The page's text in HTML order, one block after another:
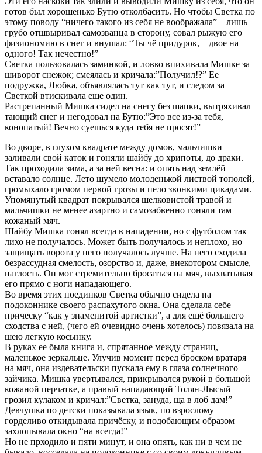
готов был хорошенько Бутю отколбасить. Но чтобы Светка по
этому поводу “ничего такого из себя не воображала” – лишь
грубо отшвыривал самозванца в сторону, совал рыжую его
физиономию в снег и внушал: “Ты чё придурок, – двое на
одного! Так нечестно!”
Светка пользовалась заминкой, и ловко впихивала Мишке за
шиворот снежок; смеялась и кричала:”Получил!?” Ее
подружка, Любка, объявлялась тут как тут, и следом за
Светкой втискивала еще один.
Растрепанный Мишка сидел на снегу без шапки, вытряхивал
тающий снег и негодовал на Бутю:”Это все из-за тебя,
конопатый! Вечно суешься куда тебя не просят!”
Во дворе, в глухом квадрате между домов, мальчишки
заливали свой каток и гоняли шайбу до хрипоты, до драки.
Так проходила зима, а за ней весна: и опять над землёй
вставало солнце. Лето шумело молоденькой листвой тополей,
громыхало громом первой грозы и пело звонкими цикадами.
Упомянутый квадрат покрывался шелковистой травой и
мальчишки не менее азартно и самозабвенно гоняли там
кожаный мяч.
Шайбу Мишка гонял всегда в нападении, но с футболом так
лихо не получалось. Может быть получалось и неплохо, но
защищать ворота у него получалось лучше. На него сходила
безрассудная смелость, озорство и, даже, внекотором смысле,
наглость. Он мог стремительно бросаться на мяч, выхватывая
его прямо с ноги нападающего.
Во время этих поединков Светка обычно сидела на
подоконнике своего распахутого окна. Она сделала себе
прическу “как у знаменитой артистки”, а для ещё большего
сходства с ней, (чего ей очевидно очень хотелось) повязала на
шею легкую косынку.
В руках ее была книга и, спрятанное между страниц,
маленькое зеркальце. Улучив момент перед броском вратаря
на мяч, она издевательски пускала ему в глаза солнечного
зайчика. Мишка увертывался, прикрывался рукой в большой
кожаной перчатке, а правый нападающий Толян-Лысый
грозил кулаком и кричал:”Светка, зануда, ща в лоб дам!”
Девчушка по детски показывала язык, по взрослому
горделиво откидывала причёску, и подобающим образом
захлопывала окно “на всегда!”
Но не прходило и пяти минут, и она опять, как ни в чем не